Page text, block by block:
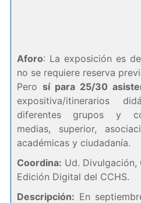
Aforo: La exposición es
no se requiere reserva
Pero sí para 25/30
expositiva/itinerarios
diferentes grupos y
medias, superior,
académicas y ciudadanía.
Coordina: Ud.
Edición Digital del CCHS.
Descripción: En